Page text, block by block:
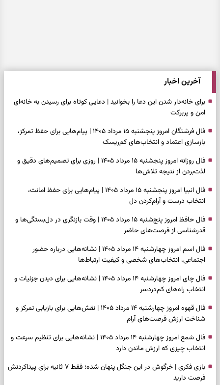
آخرین اخبار
برای خانه‌دار شدن این دعا را بخوانید | دعایی کوتاه برای رسیدن به خانه‌ای
امن و پربرکت
فال فرشتگان امروز پنجشنبه ۱۵ مرداد ۱۴۰۵ | پیام‌هایی برای حفظ تمرکز،
بازسازی اعتماد و انتخاب‌های کم‌ریسک
فال روزانه امروز پنجشنبه ۱۵ مرداد ۱۴۰۵ | روزی برای تصمیم‌های دقیق و
لذت‌بردن از نتیجه تلاش‌ها
فال انبیا امروز پنجشنبه ۱۵ مرداد ۱۴۰۵ | پیام‌هایی برای حفظ امانت،
انتخاب درست و آرام‌کردن دل
فال حافظ امروز پنج‌شنبه ۱۵ مرداد ۱۴۰۵ | وقت بازنگری در دل‌بستگی‌ها و
قدرشناسی از فرصت‌های حاضر
فال اسم امروز چهارشنبه ۱۴ مرداد ۱۴۰۵ | نشانه‌هایی درباره حضور
اجتماعی، انتخاب‌های شخصی و کیفیت ارتباط‌ها
فال چای امروز چهارشنبه ۱۴ مرداد ۱۴۰۵ | نشانه‌هایی برای دیدن جزئیات و
انتخاب راه‌های کم‌دردسر
فال قهوه امروز چهارشنبه ۱۴ مرداد ۱۴۰۵ | نقش‌هایی برای بازیابی تمرکز و
شناخت ارزش فرصت‌های آرام
فال شمع امروز چهارشنبه ۱۴ مرداد ۱۴۰۵ | نشانه‌هایی برای تنظیم سرعت و
انتخاب چیزی که ارزش ماندن دارد
بازی فکری | خرگوش در این جنگل پنهان شده؛ فقط ۷ ثانیه برای پیداکردنش
فرصت دارید